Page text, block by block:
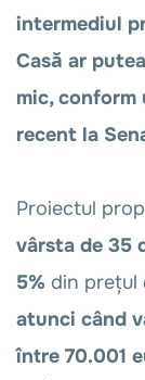
intermediul
Casă ar
mic,
recent la
Proiectul
vârsta de 35
5% din prețul
atunci când
între 70.001